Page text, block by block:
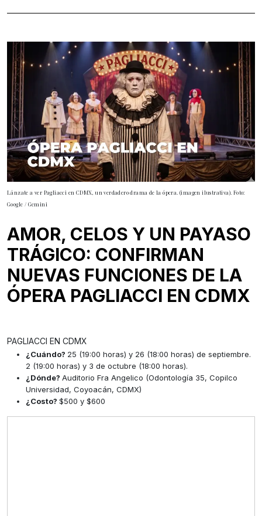
Lánzate a ver Pagliacci en CDMX, un verdadero drama de la ópera. (imagen ilustrativa). Foto:
Google / Gemini
AMOR, CELOS Y UN PAYASO
TRÁGICO: CONFIRMAN
NUEVAS FUNCIONES DE LA
ÓPERA PAGLIACCI EN CDMX
PAGLIACCI EN CDMX
¿Cuándo? 25 (19:00 horas) y 26 (18:00 horas) de septiembre.
2 (19:00 horas) y 3 de octubre (18:00 horas).
¿Dónde? Auditorio Fra Angelico (Odontología 35, Copilco
Universidad, Coyoacán, CDMX)
¿Costo? $500 y $600